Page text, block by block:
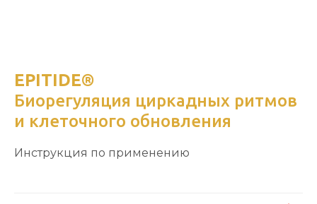
EPITIDE®
Биорегуляция циркадных ритмов
и клеточного обновления
Инструкция по применению